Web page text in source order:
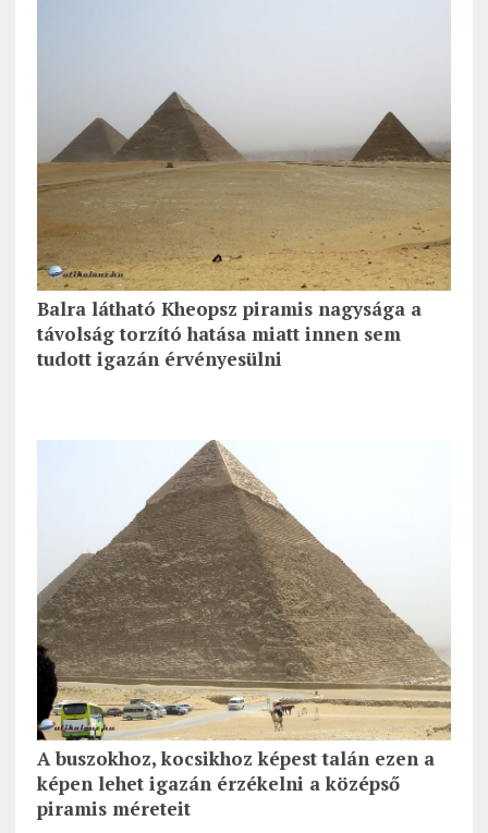
Balra látható Kheopsz piramis nagysága a
távolság torzító hatása miatt innen sem
tudott igazán érvényesülni
A buszokhoz, kocsikhoz képest talán ezen a
képen lehet igazán érzékelni a középső
piramis méreteit